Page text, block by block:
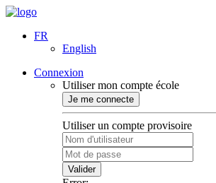
FR
English
Connexion
Utiliser mon compte école
Je me connecte
Utiliser un compte provisoire
Valider